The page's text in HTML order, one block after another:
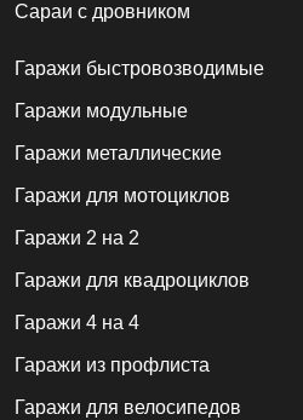
Сараи с дровником
Гаражи быстровозводимые
Гаражи модульные
Гаражи металлические
Гаражи для мотоциклов
Гаражи 2 на 2
Гаражи для квадроциклов
Гаражи 4 на 4
Гаражи из профлиста
Гаражи для велосипедов